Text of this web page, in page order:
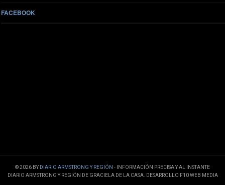
FACEBOOK
© 2026 BY DIARIO ARMSTRONG Y REGIÓN - INFORMACIÓN PRECISA Y AL INSTANTE
DIARIO ARMSTRONG Y REGIÓN DE GRACIELA DE LA CASA. DESARROLLO F10 WEB MEDIA